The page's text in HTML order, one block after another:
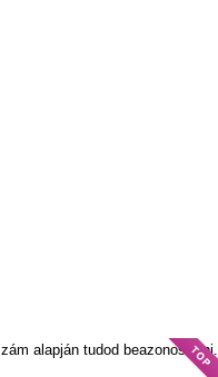
alapján tudod beazonosítani.